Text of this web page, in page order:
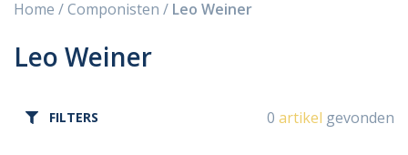
Home /Componisten / Leo Weiner
Leo Weiner
FILTERS 0 artikel gevonden